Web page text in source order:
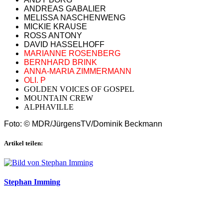
ANDREAS GABALIER
MELISSA NASCHENWENG
MICKIE KRAUSE
ROSS ANTONY
DAVID HASSELHOFF
MARIANNE ROSENBERG
BERNHARD BRINK
ANNA-MARIA ZIMMERMANN
OLI. P
GOLDEN VOICES OF GOSPEL
MOUNTAIN CREW
ALPHAVILLE
Foto: © MDR/JürgensTV/Dominik Beckmann
Artikel teilen:
Stephan Imming